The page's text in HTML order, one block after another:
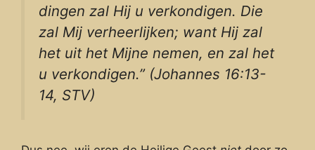
dingen zal Hij u verkondigen. Die
zal Mij verheerlijken; want Hij zal
het uit het Mijne nemen, en zal het
u verkondigen.” (Johannes 16:13-
14, STV)